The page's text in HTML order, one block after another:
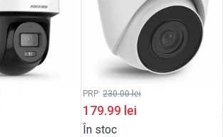
PRP: 230.00lei
179.99 lei
În stoc